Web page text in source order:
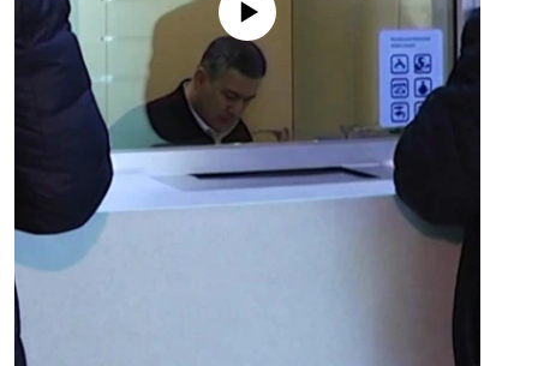
No media source currently available